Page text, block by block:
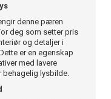
denne pæren
deg som setter pris
og detaljer i
er en egenskap
med lavere
lysbilde.